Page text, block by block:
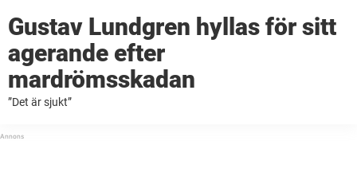
Gustav Lundgren hyllas för sitt
agerande efter
mardrömsskadan
”Det är sjukt”